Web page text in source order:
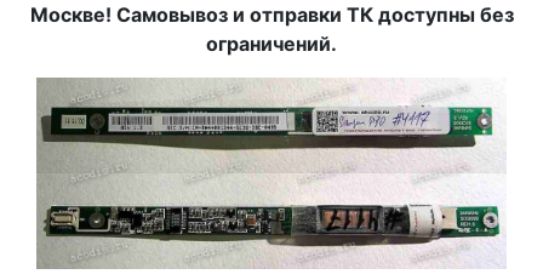
Москве! Самовывоз и отправки ТК доступны без
ограничений.